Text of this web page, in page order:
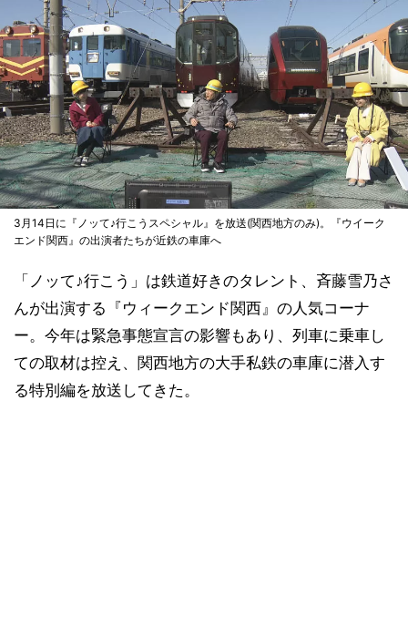
3月14日に『ノッて♪行こうスペシャル』を放送(関西地方のみ)。『ウイーク
エンド関西』の出演者たちが近鉄の車庫へ
「ノッて♪行こう」は鉄道好きのタレント、斉藤雪乃さ
んが出演する『ウィークエンド関西』の人気コーナ
ー。今年は緊急事態宣言の影響もあり、列車に乗車し
ての取材は控え、関西地方の大手私鉄の車庫に潜入す
る特別編を放送してきた。